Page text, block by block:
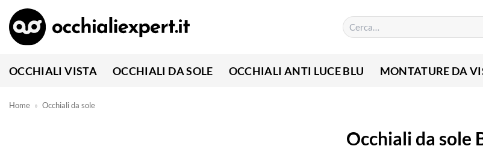
Salta
contenuti
Cerca:
OCCHIALI VISTA OCCHIALI DA SOLE OCCHIALI ANTI LUCE BLU MONTATURE DA
Home » Occhiali da sole
Occhiali da sole